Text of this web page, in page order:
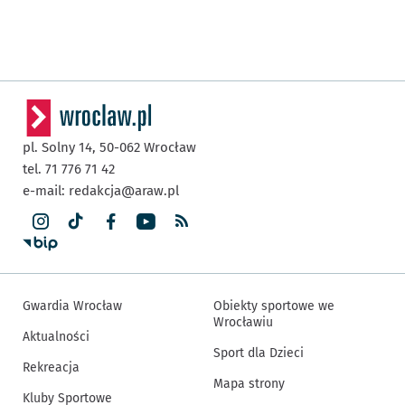
pl. Solny 14, 50-062 Wrocław
tel. 71 776 71 42
e-mail: redakcja@araw.pl
Gwardia Wrocław
Aktualności
Rekreacja
Kluby Sportowe
Obiekty sportowe we
Wrocławiu
Sport dla Dzieci
Mapa strony